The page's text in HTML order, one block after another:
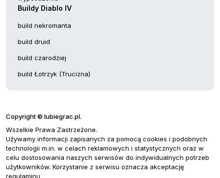
Buildy Diablo IV
build nekromanta
build druid
build czarodziej
build Łotrzyk (Trucizna)
Copyright © lubiegrac.pl.
Wszelkie Prawa Zastrzeżone.
Używamy informacji zapisanych za pomocą cookies i podobnych
technologii m.in. w celach reklamowych i statystycznych oraz w
celu dostosowania naszych serwisów do indywidualnych potrzeb
użytkowników. Korzystanie z serwisu oznacza akceptację
regulaminu